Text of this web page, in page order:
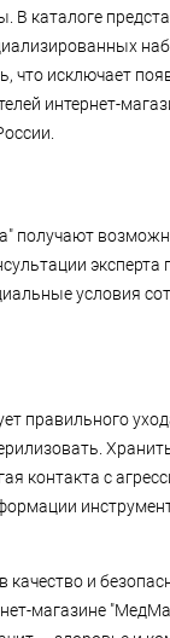
каталоге
что исключает
интернет-
получают
условия
правильного
контакта с
качество и
магазине